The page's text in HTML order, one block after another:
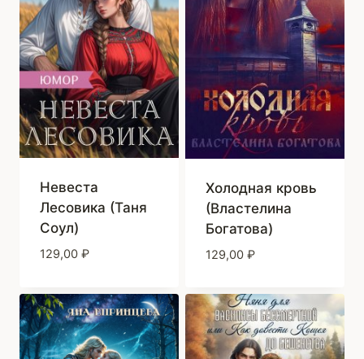
Невеста
Лесовика (Таня
Соул)
129,00 ₽
Холодная кровь
(Властелина
Богатова)
129,00 ₽